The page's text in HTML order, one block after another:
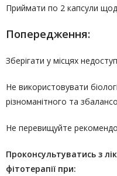
Приймати по 2 капсули
Попередження:
Зберігати у місцях
Не використовувати
різноманітного та
Не перевищуйте
Проконсультуватись з
фітотерапії при: